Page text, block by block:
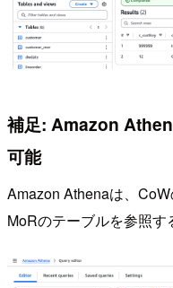
補足: Amazon
可能
Amazon Athenaは、CoW
MoRのテーブルを参照す